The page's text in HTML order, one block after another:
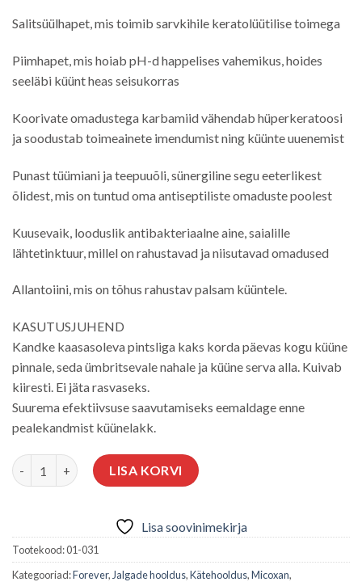
Salitsüülhapet, mis toimib sarvkihile keratolüütilise toimega
Piimhapet, mis hoiab pH-d happelises vahemikus, hoides
seeläbi küünt heas seisukorras
Koorivate omadustega karbamiid vähendab hüperkeratoosi
ja soodustab toimeainete imendumist ning küünte uuenemist
Punast tüümiani ja teepuuõli, sünergiline segu eeterlikest
õlidest, mis on tuntud oma antiseptiliste omaduste poolest
Kuusevaik, looduslik antibakteriaalne aine, saialille
lähtetinktuur, millel on rahustavad ja niisutavad omadused
Allantoiini, mis on tõhus rahustav palsam küüntele.
KASUTUSJUHEND
Kandke kaasasoleva pintsliga kaks korda päevas kogu küüne
pinnale, seda ümbritsevale nahale ja küüne serva alla. Kuivab
kiiresti. Ei jäta rasvaseks.
Suurema efektiivsuse saavutamiseks eemaldage enne
pealekandmist küünelakk.
MAVEX LAHUS KÜÜNTELE 15ml kogus
LISA KORVI
Lisa soovinimekirja
Tootekood:01-031
Kategooriad:Forever, Jalgade hooldus,Kätehooldus,Micoxan,